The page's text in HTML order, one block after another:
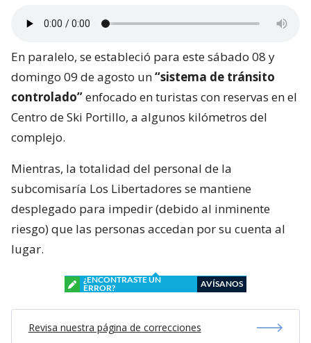
En paralelo, se estableció para este sábado 08 y
domingo 09 de agosto un“sistema de tránsito
controlado”enfocado en turistas con reservas en el
Centro de Ski Portillo, a algunos kilómetros del
complejo.
Mientras, la totalidad del personal de la
subcomisaría Los Libertadores se mantiene
desplegado para impedir (debido al inminente
riesgo) que las personas accedan por su cuenta al
lugar.
¿ENCONTRASTE UN
ERROR?
AVÍSANOS
Revisa nuestra página de correcciones